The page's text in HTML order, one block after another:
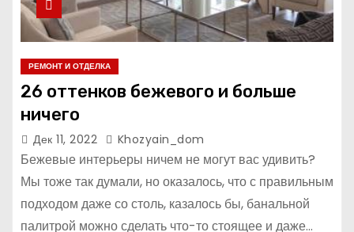
РЕМОНТ И ОТДЕЛКА
26 оттенков бежевого и больше
ничего
Дек 11, 2022 Khozyain_dom
Бежевые интерьеры ничем не могут вас удивить?
Мы тоже так думали, но оказалось, что с правильным
подходом даже со столь, казалось бы, банальной
палитрой можно сделать что-то стоящее и даже…